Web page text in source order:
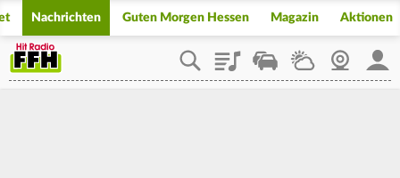
Nachrichten Guten Morgen Hessen Magazin Aktionen
PlaylistStaupilotWetterWebcam